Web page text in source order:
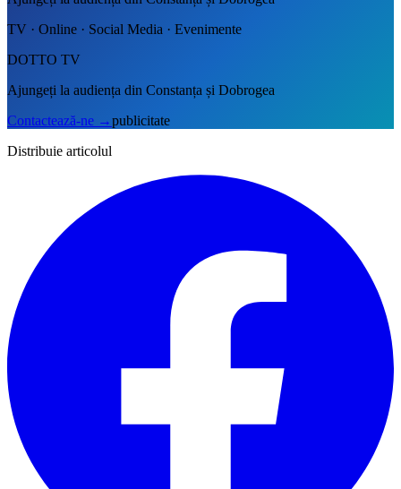
TV · Online · Social Media · Evenimente
DOTTO TV
Ajungeți la audiența din Constanța și Dobrogea
Contactează-ne →publicitate
Distribuie articolul